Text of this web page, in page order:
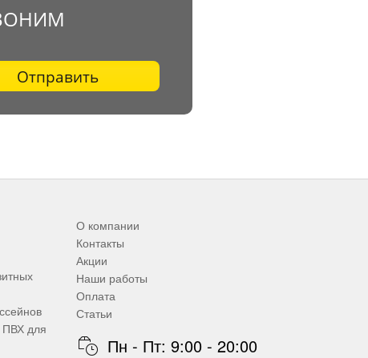
Отправить
ПВХ для
О компании
Контакты
Акции
Наши работы
Оплата
Статьи
Пн - Пт: 9:00 - 20:00